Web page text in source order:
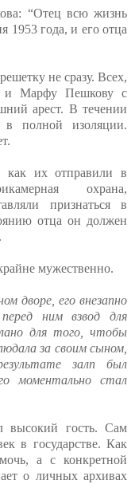
“Отец всю жизнь
1953 года, и его отца
не сразу. Всех,
и Марфу Пешкову с
арест. В течении
в полной изоляции.
как их отправили в
охрана,
признаться в
отца он должен
мужественно.
дворе, его внезапно
ним взвод для
для того, чтобы
за своим сыном,
залп был
моментально стал
гость. Сам
в государстве. Как
а с конкретной
о личных архивах